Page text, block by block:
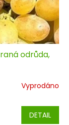
odrůda,
Vyprodáno
DETAIL